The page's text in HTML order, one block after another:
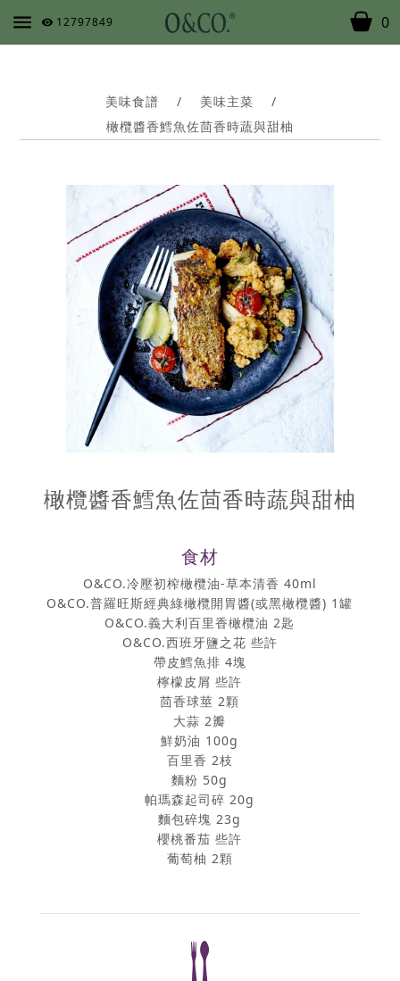
12797849 0
美味食譜 / 美味主菜
/
橄欖醬香鱈魚佐茴香時蔬與甜柚
橄欖醬香鱈魚佐茴香時蔬與甜柚
食材
O&CO.冷壓初榨橄欖油-草本清香 40ml
O&CO.普羅旺斯經典綠橄欖開胃醬(或黑橄欖醬) 1罐
O&CO.義大利百里香橄欖油 2匙
O&CO.西班牙鹽之花 些許
帶皮鱈魚排 4塊
檸檬皮屑 些許
茴香球莖 2顆
大蒜 2瓣
鮮奶油 100g
百里香 2枝
麵粉 50g
帕瑪森起司碎 20g
麵包碎塊 23g
櫻桃番茄 些許
葡萄柚 2顆